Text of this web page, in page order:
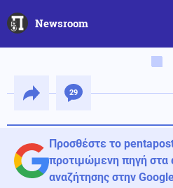
Newsroom
29
Προσθέστε το
προτιμώμενη πηγή στα
αναζήτησης στην